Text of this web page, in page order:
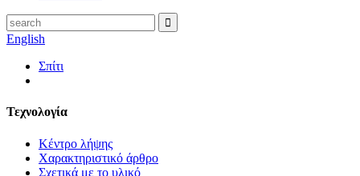
English
Σπίτι
Τεχνολογία
Κέντρο λήψης
Χαρακτηριστικό άρθρο
Σχετικά με το υλικό